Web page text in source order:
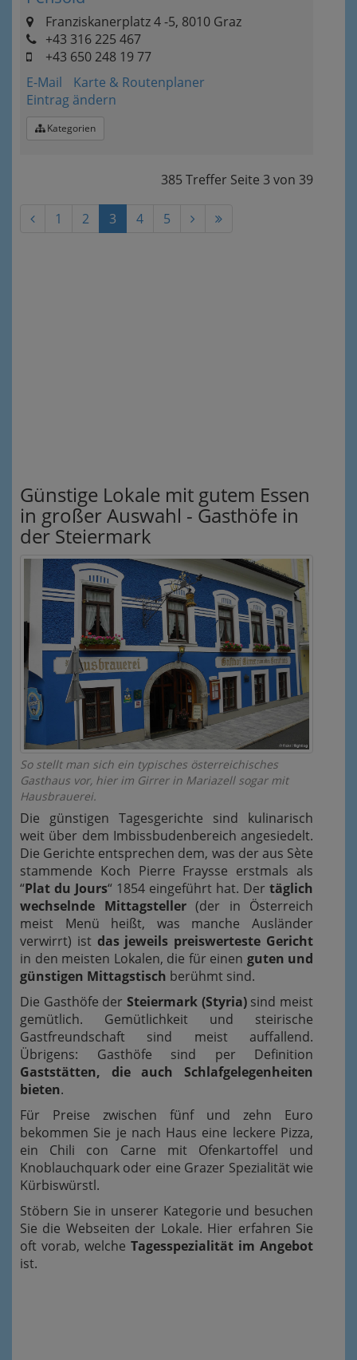
Franziskanerplatz 4 -5, 8010 Graz
+43 316 225 467
+43 650 248 19 77
E-Mail
Karte & Routenplaner
Eintrag ändern
Kategorien
385 Treffer Seite 3 von 39
1 2 3 4 5
Günstige Lokale mit gutem Essen
in großer Auswahl - Gasthöfe in
der Steiermark
So stellt man sich ein typisches österreichisches
Gasthaus vor, hier im Girrer in Mariazell sogar mit
Hausbrauerei.
Die günstigen Tagesgerichte sind kulinarisch
weit über dem Imbissbudenbereich angesiedelt.
Die Gerichte entsprechen dem, was der aus Sète
stammende Koch Pierre Fraysse erstmals als
“Plat du Jours“ 1854 eingeführt hat. Der täglich
wechselnde Mittagsteller(der in Österreich
meist Menü heißt, was manche Ausländer
verwirrt) ist das jeweils preiswerteste Gericht
in den meisten Lokalen, die für einen guten und
günstigen Mittagstisch berühmt sind.
Die Gasthöfe der Steiermark (Styria)sind meist
gemütlich. Gemütlichkeit und steirische
Gastfreundschaft sind meist auffallend.
Übrigens: Gasthöfe sind per Definition
Gaststätten, die auch Schlafgelegenheiten
bieten.
Für Preise zwischen fünf und zehn Euro
bekommen Sie je nach Haus eine leckere Pizza,
ein Chili con Carne mit Ofenkartoffel und
Knoblauchquark oder eine Grazer Spezialität wie
Kürbiswürstl.
Stöbern Sie in unserer Kategorie und besuchen
Sie die Webseiten der Lokale. Hier erfahren Sie
oft vorab, welche Tagesspezialität im Angebot
ist.